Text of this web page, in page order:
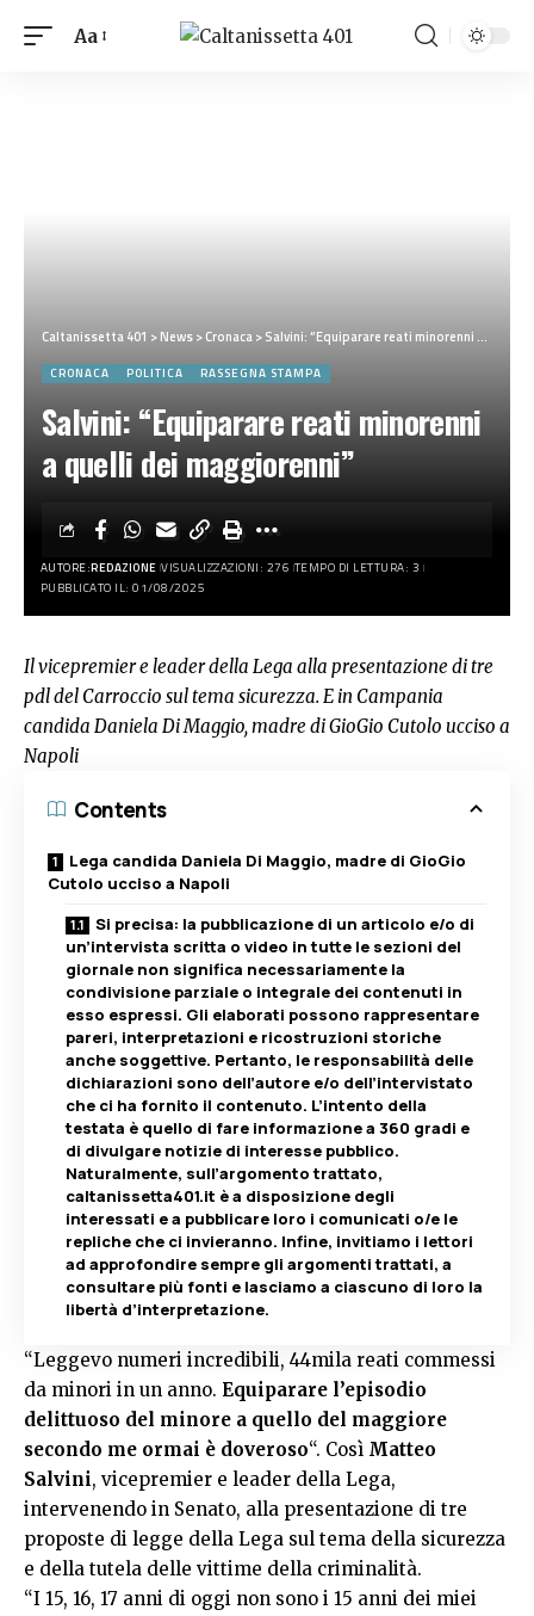
Aa
Caltanissetta 401 >News>Cronaca>Salvini: “Equiparare reati minorenni a quelli dei maggiorenni”
CRONACA POLITICA RASSEGNA STAMPA
Salvini: “Equiparare reati minorenni
a quelli dei maggiorenni”
AUTORE:REDAZIONE VISUALIZZAZIONI: 276 TEMPO DI LETTURA: 3
PUBBLICATO IL: 01/08/2025
Il vicepremier e leader della Lega alla presentazione di tre
pdl del Carroccio sul tema sicurezza. E in Campania
candida Daniela Di Maggio, madre di GioGio Cutolo ucciso a
Napoli
Contents
Lega candida Daniela Di Maggio, madre di GioGio
Cutolo ucciso a Napoli
Si precisa: la pubblicazione di un articolo e/o di
un’intervista scritta o video in tutte le sezioni del
giornale non significa necessariamente la
condivisione parziale o integrale dei contenuti in
esso espressi. Gli elaborati possono rappresentare
pareri, interpretazioni e ricostruzioni storiche
anche soggettive. Pertanto, le responsabilità delle
dichiarazioni sono dell’autore e/o dell’intervistato
che ci ha fornito il contenuto. L’intento della
testata è quello di fare informazione a 360 gradi e
di divulgare notizie di interesse pubblico.
Naturalmente, sull’argomento trattato,
caltanissetta401.it è a disposizione degli
interessati e a pubblicare loro i comunicati o/e le
repliche che ci invieranno. Infine, invitiamo i lettori
ad approfondire sempre gli argomenti trattati, a
consultare più fonti e lasciamo a ciascuno di loro la
libertà d’interpretazione.
“Leggevo numeri incredibili, 44mila reati commessi
da minori in un anno. Equiparare l’episodio
delittuoso del minore a quello del maggiore
secondo me ormai è doveroso“. Così Matteo
Salvini, vicepremier e leader della Lega,
intervenendo in Senato, alla presentazione di tre
proposte di legge della Lega sul tema della sicurezza
e della tutela delle vittime della criminalità.
“I 15, 16, 17 anni di oggi non sono i 15 anni dei miei